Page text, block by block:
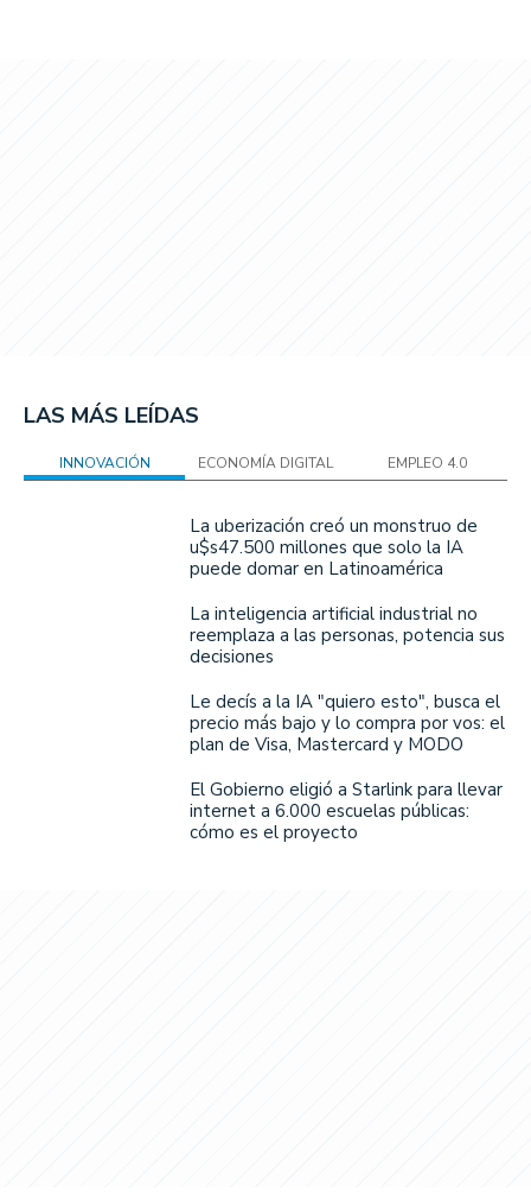
LAS MÁS LEÍDAS
INNOVACIÓN ECONOMÍA DIGITAL EMPLEO 4.0
La uberización creó un monstruo de
u$s47.500 millones que solo la IA
puede domar en Latinoamérica
La inteligencia artificial industrial no
reemplaza a las personas, potencia sus
decisiones
Le decís a la IA "quiero esto", busca el
precio más bajo y lo compra por vos: el
plan de Visa, Mastercard y MODO
El Gobierno eligió a Starlink para llevar
internet a 6.000 escuelas públicas:
cómo es el proyecto